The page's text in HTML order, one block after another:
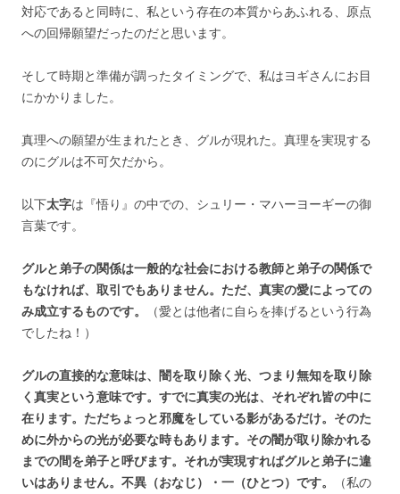
対応であると同時に、私という存在の本質からあふれる、原点
への回帰願望だったのだと思います。
そして時期と準備が調ったタイミングで、私はヨギさんにお目
にかかりました。
真理への願望が生まれたとき、グルが現れた。真理を実現する
のにグルは不可欠だから。
以下太字は『悟り』の中での、シュリー・マハーヨーギーの御
言葉です。
グルと弟子の関係は一般的な社会における教師と弟子の関係で
もなければ、取引でもありません。 ただ、真実の愛によっての
み成立するものです。
（愛とは他者に自らを捧げるという行為
でしたね！）
グルの直接的な意味は、闇を取り除く光、つまり無知を取り除
く真実という意味です。すでに真実の光は、それぞれ皆の中に
在ります。ただちょっと邪魔をしている影があるだけ。そのた
めに外からの光が必要な時もあります。その闇が取り除かれる
までの間を弟子と呼びます。それが実現すればグルと弟子に違
いはありません。不異（おなじ）・一（ひとつ）です。
（私の